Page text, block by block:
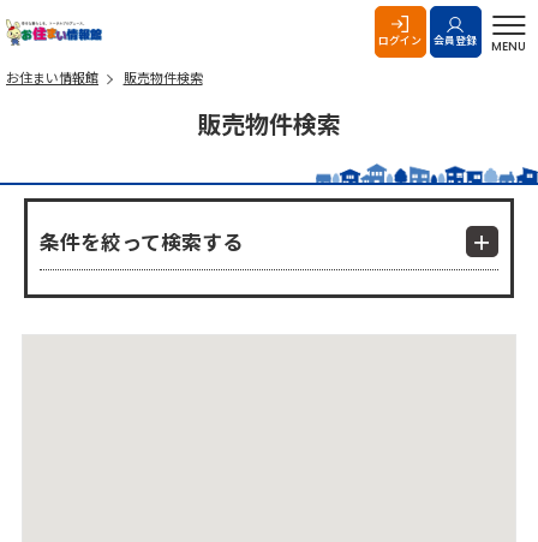
ログイン 会員登録 MENU
お住まい情報館 販売物件検索
販売物件検索
条件を絞って検索する